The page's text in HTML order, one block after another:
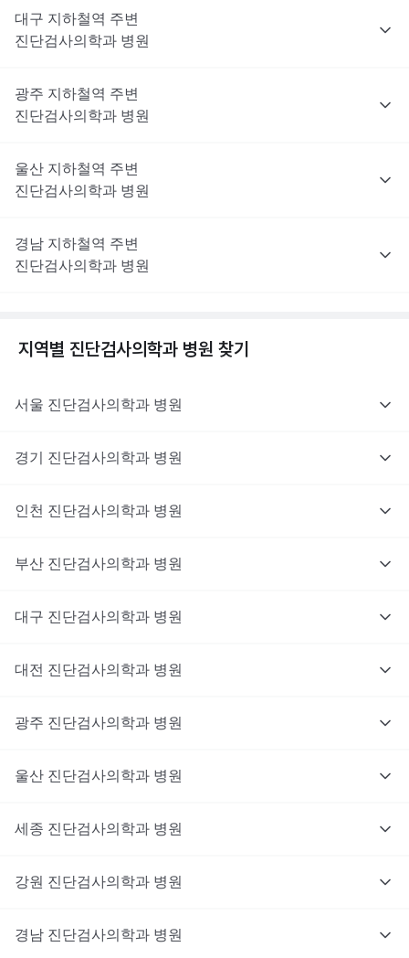
대구 지하철역 주변
진단검사의학과 병원
광주 지하철역 주변
진단검사의학과 병원
울산 지하철역 주변
진단검사의학과 병원
경남 지하철역 주변
진단검사의학과 병원
지역별 진단검사의학과 병원 찾기
서울 진단검사의학과 병원
경기 진단검사의학과 병원
인천 진단검사의학과 병원
부산 진단검사의학과 병원
대구 진단검사의학과 병원
대전 진단검사의학과 병원
광주 진단검사의학과 병원
울산 진단검사의학과 병원
세종 진단검사의학과 병원
강원 진단검사의학과 병원
경남 진단검사의학과 병원